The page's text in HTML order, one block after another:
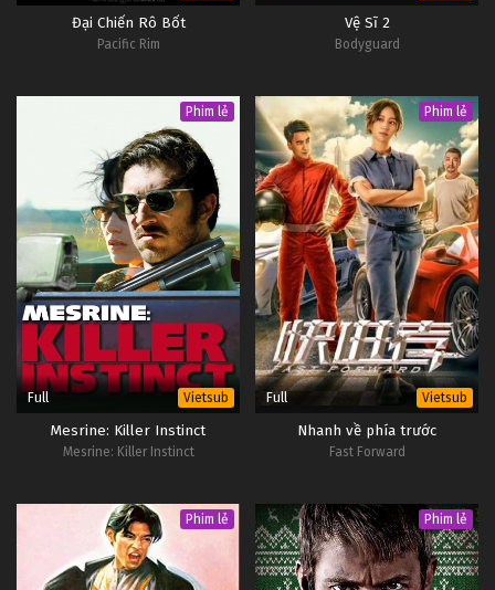
Đại Chiến Rô Bốt
Pacific Rim
Vệ Sĩ 2
Bodyguard
Phim lẻ
Full Vietsub
Mesrine: Killer Instinct
Mesrine: Killer Instinct
Phim lẻ
Full Vietsub
Nhanh về phía trước
Fast Forward
Phim lẻ Phim lẻ